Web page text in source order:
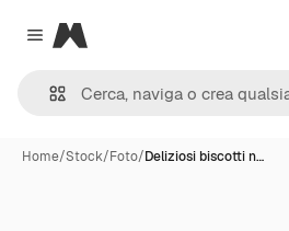
Close menu
Magnific
Home/Stock/Foto/Deliziosi biscotti n…